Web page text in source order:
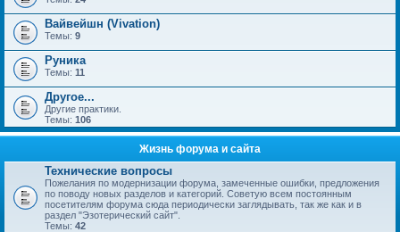
Вайвейшн (Vivation)
Темы: 9
Руника
Темы: 11
Другое...
Другие практики.
Темы: 106
Жизнь форума и сайта
Технические вопросы
Пожелания по модернизации форума, замеченные ошибки, предложения
по поводу новых разделов и категорий. Советую всем постоянным
посетителям форума сюда периодически заглядывать, так же как и в
раздел "Эзотерический сайт".
Темы: 42